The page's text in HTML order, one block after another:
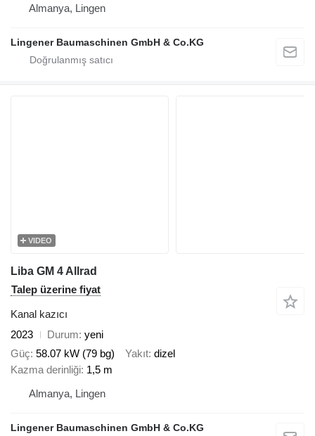
Almanya, Lingen
Lingener Baumaschinen GmbH & Co.KG
VIDEO
Liba GM 4 Allrad
Talep üzerine fiyat
Kanal kazıcı
2023
Durum yeni
Güç 58.07 kW (79 bg) Yakıt dizel
Kazma derinliği 1,5 m
Almanya, Lingen
Lingener Baumaschinen GmbH & Co.KG